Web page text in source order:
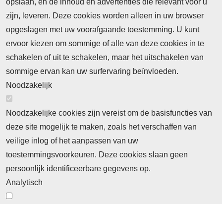
opslaan, en de inhoud en advertenties die relevant voor u
zijn, leveren. Deze cookies worden alleen in uw browser
opgeslagen met uw voorafgaande toestemming. U kunt
ervoor kiezen om sommige of alle van deze cookies in te
schakelen of uit te schakelen, maar het uitschakelen van
sommige ervan kan uw surfervaring beïnvloeden.
Noodzakelijk
Noodzakelijke cookies zijn vereist om de basisfuncties van
deze site mogelijk te maken, zoals het verschaffen van
veilige inlog of het aanpassen van uw
toestemmingsvoorkeuren. Deze cookies slaan geen
persoonlijk identificeerbare gegevens op.
Analytisch
Neem contact op
Algemene Leveringsvoorwaarden
Cookieverklaring
Privacyverklaring
Abonnementinformatie Inlogprocedure
Nieuws
Laatste nieuws